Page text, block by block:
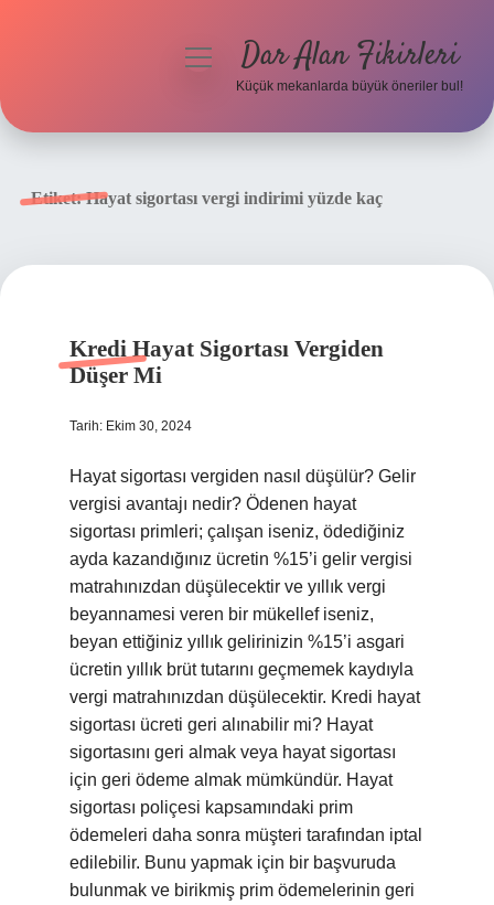
menüyüDar Alan Fikirleri
Küçük mekanlarda büyük öneriler bul!
Etiket:Hayat sigortası vergi indirimi yüzde kaç
Kredi Hayat Sigortası Vergiden
Düşer Mi
Tarih: Ekim 30, 2024
Hayat sigortası vergiden nasıl düşülür? Gelir
vergisi avantajı nedir? Ödenen hayat
sigortası primleri; çalışan iseniz, ödediğiniz
ayda kazandığınız ücretin %15’i gelir vergisi
matrahınızdan düşülecektir ve yıllık vergi
beyannamesi veren bir mükellef iseniz,
beyan ettiğiniz yıllık gelirinizin %15’i asgari
ücretin yıllık brüt tutarını geçmemek kaydıyla
vergi matrahınızdan düşülecektir. Kredi hayat
sigortası ücreti geri alınabilir mi? Hayat
sigortasını geri almak veya hayat sigortası
için geri ödeme almak mümkündür. Hayat
sigortası poliçesi kapsamındaki prim
ödemeleri daha sonra müşteri tarafından iptal
edilebilir. Bunu yapmak için bir başvuruda
bulunmak ve birikmiş prim ödemelerinin geri